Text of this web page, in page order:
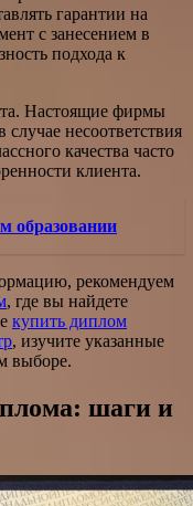
гарантии на
с занесением в
подхода к
Настоящие фирмы
несоответствия
качества часто
клиента.
образовании
рекомендуем
, где вы найдете
купить диплом
, изучите указанные
выборе.
шаги и